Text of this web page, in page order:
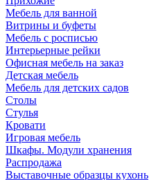
Мебель для ванной
Витрины и буфеты
Мебель с росписью
Интерьерные рейки
Офисная мебель на заказ
Детская мебель
Мебель для детских садов
Столы
Стулья
Кровати
Игровая мебель
Шкафы. Модули хранения
Распродажа
Выставочные образцы кухонь